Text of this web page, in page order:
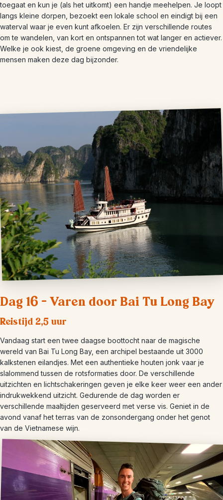
toegaat en kun je (als het uitkomt) een handje meehelpen. Je loopt
langs kleine dorpen, bezoekt een lokale school en eindigt bij een
waterval waar je even kunt afkoelen. Er zijn verschillende routes
om te wandelen, van kort en ontspannen tot wat langer en actiever.
Welke je ook kiest, de groene omgeving en de vriendelijke
mensen maken deze dag bijzonder.
Dag 16 – Varen door Bai Tu Long Bay
Reistijd 2,5 uur
Vandaag start een twee daagse boottocht naar de magische
wereld van Bai Tu Long Bay, een archipel bestaande uit 3000
kalkstenen eilandjes. Met een authentieke houten jonk vaar je
slalommend tussen de rotsformaties door. De verschillende
uitzichten en lichtschakeringen geven je elke keer weer een ander
indrukwekkend uitzicht. Gedurende de dag worden er
verschillende maaltijden geserveerd met verse vis. Geniet in de
avond vanaf het terras van de zonsondergang onder het genot
van de Vietnamese wijn.